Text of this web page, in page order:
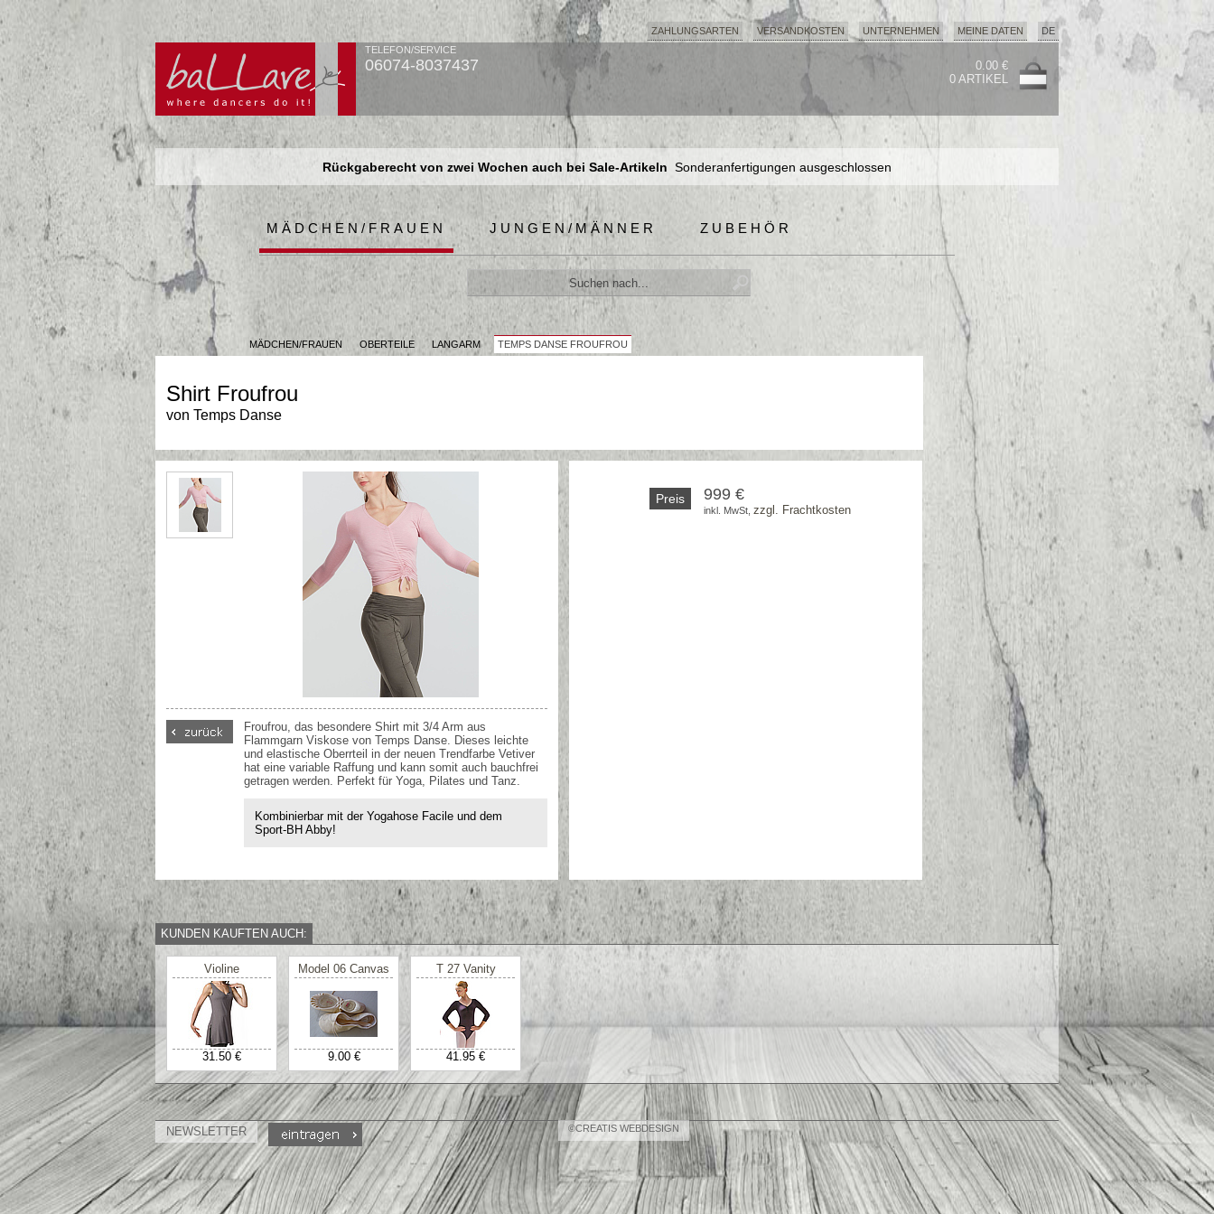
ZAHLUNGSARTEN VERSANDKOSTEN UNTERNEHMEN MEINE DATEN
DE
TELEFON/SERVICE
06074-8037437
0.00 €
0 ARTIKEL
Rückgaberecht von zwei Wochen auch bei Sale-Artikeln Sonderanfertigungen ausgeschlossen
Rückgaberecht von zwei Wochen auch bei Sale-Artikeln Sonderanfertigungen ausgeschlossen
Rückgaberecht von zwei Wochen auch bei Sale-Artikeln Sonderanfertigungen ausgeschlossen
MÄDCHEN/FRAUEN JUNGEN/MÄNNER ZUBEHÖR
MÄDCHEN/FRAUEN OBERTEILE LANGARM TEMPS DANSE FROUFROU
Shirt Froufrou
von Temps Danse
Froufrou, das besondere Shirt mit 3/4 Arm aus
Flammgarn Viskose von Temps Danse. Dieses leichte
und elastische Oberrteil in der neuen Trendfarbe Vetiver
hat eine variable Raffung und kann somit auch bauchfrei
getragen werden. Perfekt für Yoga, Pilates und Tanz.
Kombinierbar mit der Yogahose Facile und dem
Sport-BH Abby!
Preis 999 €
inkl. MwSt, zzgl. Frachtkosten
KUNDEN KAUFTEN AUCH:
Violine
31.50 €
Model 06 Canvas
9.00 €
T 27 Vanity
41.95 €
NEWSLETTER ©CREATIS WEBDESIGN